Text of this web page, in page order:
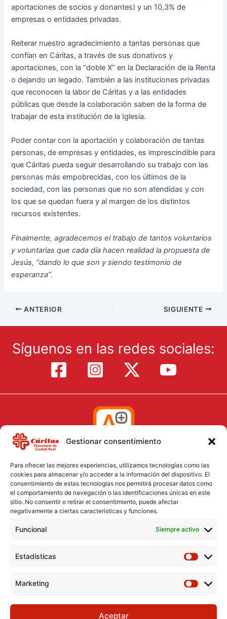
Gestionar consentimiento
Para ofrecer las mejores experiencias, utilizamos tecnologías como las
cookies para almacenar y/o acceder a la información del dispositivo. El
consentimiento de estas tecnologías nos permitirá procesar datos como
el comportamiento de navegación o las identificaciones únicas en este
sitio. No consentir o retirar el consentimiento, puede afectar
negativamente a ciertas características y funciones.
Funcional Siempre activo
Estadísticas
Marketing
Aceptar
aportaciones de socios y donantes) y un 10,3% de
empresas o entidades privadas.
Reiterar nuestro agradecimiento a tantas personas que
confían en Cáritas, a través de sus donativos y
aportaciones, con la “doble X” en la Declaración de la Renta
o dejando un legado. También a las instituciones privadas
que reconocen la labor de Cáritas y a las entidades
públicas que desde la colaboración saben de la forma de
trabajar de esta institución de la Iglesia.
Poder contar con la aportación y colaboración de tantas
personas, de empresas y entidades, es imprescindible para
que Cáritas pueda seguir desarrollando su trabajo con las
personas más empobrecidas, con los últimos de la
sociedad, con las personas que no son atendidas y con
los que se quedan fuera y al margen de los distintos
recursos existentes.
Finalmente, agradecemos el trabajo de tantos voluntarios
y voluntarias que cada día hacen realidad la propuesta de
Jesús, “dando lo que son y siendo testimonio de
esperanza”.
ANTERIOR SIGUIENTE
Síguenos en las redes sociales:
Aviso Legal
Política de Cookies